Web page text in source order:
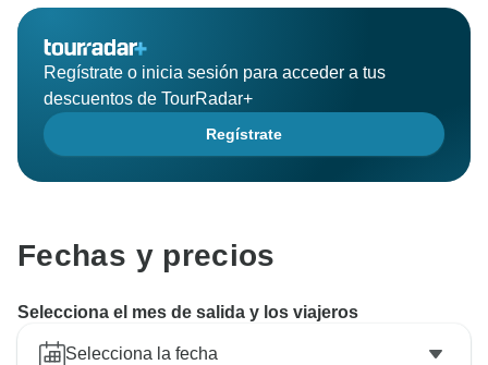
Regístrate o inicia sesión para acceder a tus
descuentos de TourRadar+
Regístrate
Fechas y precios
Selecciona el mes de salida y los viajeros
Selecciona la fecha